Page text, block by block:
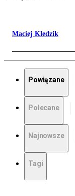
Maciej Kledzik
Powiązane
Polecane
Najnowsze
Tagi